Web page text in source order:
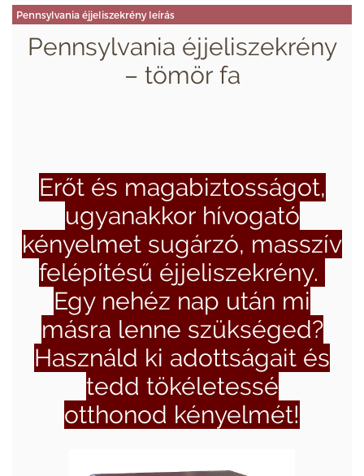
Pennsylvania éjjeliszekrény leírás
Pennsylvania éjjeliszekrény
– tömör fa
Erőt és magabiztosságot,
ugyanakkor hívogató
kényelmet sugárzó, masszív
felépítésű éjjeliszekrény.
Egy nehéz nap után mi
másra lenne szükséged?
Használd ki adottságait és
tedd tökéletessé
otthonod kényelmét!